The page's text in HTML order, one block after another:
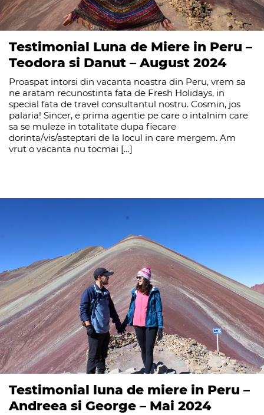
Testimonial Luna de Miere in Peru –
Teodora si Danut – August 2024
Proaspat intorsi din vacanta noastra din Peru, vrem sa
ne aratam recunostinta fata de Fresh Holidays, in
special fata de travel consultantul nostru. Cosmin, jos
palaria! Sincer, e prima agentie pe care o intalnim care
sa se muleze in totalitate dupa fiecare
dorinta/vis/asteptari de la locul in care mergem. Am
vrut o vacanta nu tocmai […]
Testimonial luna de miere in Peru –
Andreea si George – Mai 2024